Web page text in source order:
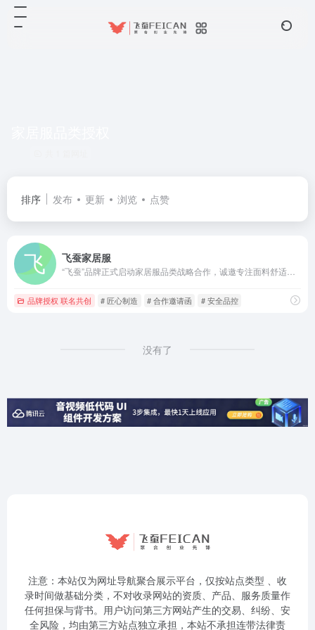
排序 发布 更新 浏览 点赞
飞蚕家居服
品牌授权 联名共创 # 匠心制造 # 合作邀请函 # 安全品控
没有了
注意：本站仅为网址导航聚合展示平台，仅按站点类型 、收
录时间做基础分类，不对收录网站的资质、产品、服务质量作
任何担保与背书。用户访问第三方网站产生的交易、纠纷、安
全风险，均由第三方站点独立承担，本站不承担连带法律责